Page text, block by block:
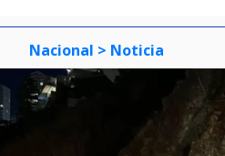
Nacional > Noticia